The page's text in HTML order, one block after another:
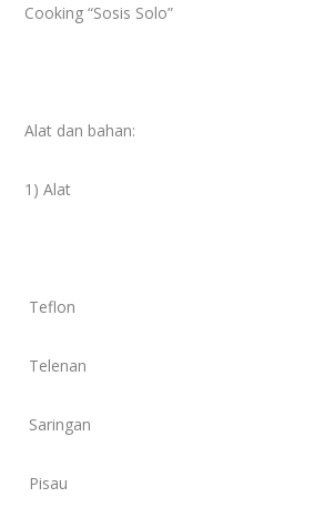
Cooking “Sosis Solo”
Alat dan bahan:
1) Alat
Teflon
Telenan
Saringan
Pisau